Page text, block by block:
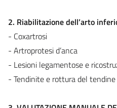
2. Riabilitazione dell’arto
- Coxartrosi
- Artroprotesi d’anca
- Lesioni legamentose e
- Tendinite e rottura del tendine